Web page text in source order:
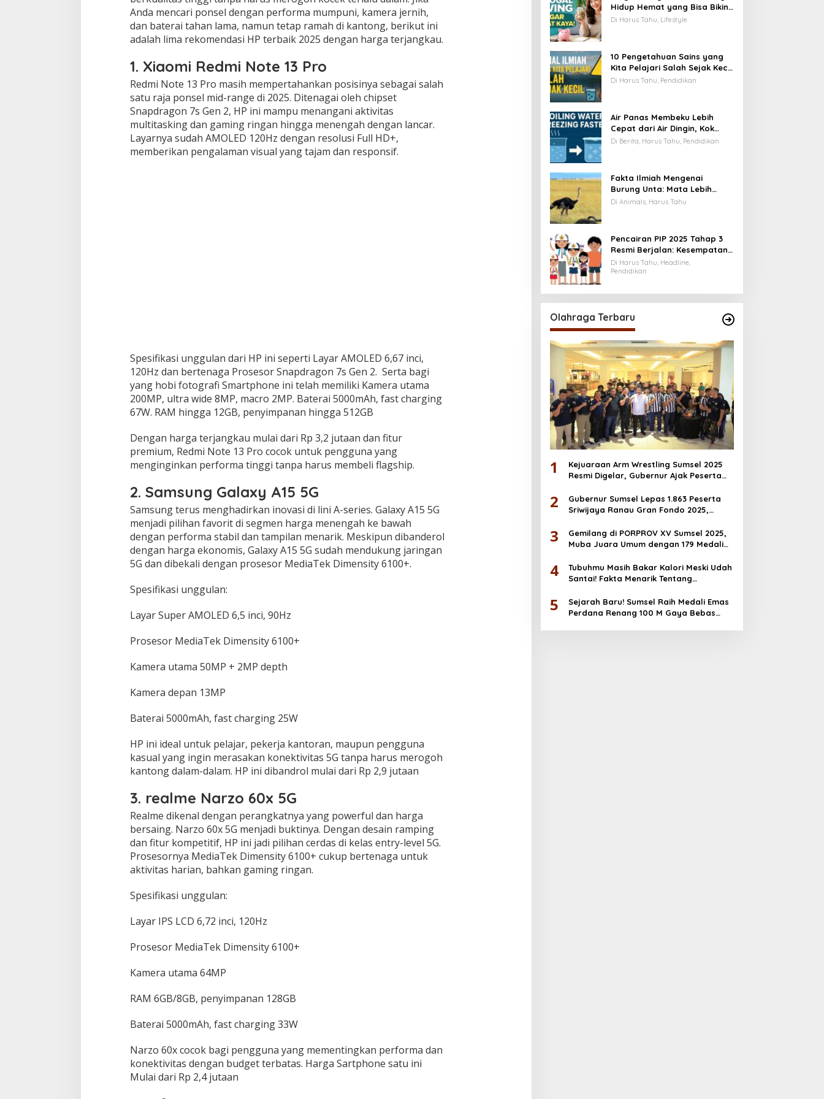
Anda mencari ponsel dengan performa mumpuni, kamera jernih,
dan baterai tahan lama, namun tetap ramah di kantong, berikut ini
adalah lima rekomendasi HP terbaik 2025 dengan harga terjangkau.
1. Xiaomi Redmi Note 13 Pro
Redmi Note 13 Pro masih mempertahankan posisinya sebagai salah
satu raja ponsel mid-range di 2025. Ditenagai oleh chipset
Snapdragon 7s Gen 2, HP ini mampu menangani aktivitas
multitasking dan gaming ringan hingga menengah dengan lancar.
Layarnya sudah AMOLED 120Hz dengan resolusi Full HD+,
memberikan pengalaman visual yang tajam dan responsif.
Spesifikasi unggulan dari HP ini seperti Layar AMOLED 6,67 inci,
120Hz dan bertenaga Prosesor Snapdragon 7s Gen 2. Serta bagi
yang hobi fotografi Smartphone ini telah memiliki Kamera utama
200MP, ultra wide 8MP, macro 2MP. Baterai 5000mAh, fast charging
67W. RAM hingga 12GB, penyimpanan hingga 512GB
Dengan harga terjangkau mulai dari Rp 3,2 jutaan dan fitur
premium, Redmi Note 13 Pro cocok untuk pengguna yang
menginginkan performa tinggi tanpa harus membeli flagship.
2. Samsung Galaxy A15 5G
Samsung terus menghadirkan inovasi di lini A-series. Galaxy A15 5G
menjadi pilihan favorit di segmen harga menengah ke bawah
dengan performa stabil dan tampilan menarik. Meskipun dibanderol
dengan harga ekonomis, Galaxy A15 5G sudah mendukung jaringan
5G dan dibekali dengan prosesor MediaTek Dimensity 6100+.
Spesifikasi unggulan:
Layar Super AMOLED 6,5 inci, 90Hz
Prosesor MediaTek Dimensity 6100+
Kamera utama 50MP + 2MP depth
Kamera depan 13MP
Baterai 5000mAh, fast charging 25W
HP ini ideal untuk pelajar, pekerja kantoran, maupun pengguna
kasual yang ingin merasakan konektivitas 5G tanpa harus merogoh
kantong dalam-dalam. HP ini dibandrol mulai dari Rp 2,9 jutaan
3. realme Narzo 60x 5G
Realme dikenal dengan perangkatnya yang powerful dan harga
bersaing. Narzo 60x 5G menjadi buktinya. Dengan desain ramping
dan fitur kompetitif, HP ini jadi pilihan cerdas di kelas entry-level 5G.
Prosesornya MediaTek Dimensity 6100+ cukup bertenaga untuk
aktivitas harian, bahkan gaming ringan.
Spesifikasi unggulan:
Layar IPS LCD 6,72 inci, 120Hz
Prosesor MediaTek Dimensity 6100+
Kamera utama 64MP
RAM 6GB/8GB, penyimpanan 128GB
Baterai 5000mAh, fast charging 33W
Narzo 60x cocok bagi pengguna yang mementingkan performa dan
konektivitas dengan budget terbatas. Harga Sartphone satu ini
Mulai dari Rp 2,4 jutaan
Hidup Hemat yang Bisa Bikin
Kamu Cepat Kaya
Di Harus Tahu, Lifestyle
10 Pengetahuan Sains yang
Kita Pelajari Salah Sejak Kecil
—Ini Faktanya!
Di Harus Tahu, Pendidikan
Air Panas Membeku Lebih
Cepat dari Air Dingin, Kok
Bisa? Ini Alasannya
Di Berita, Harus Tahu, Pendidikan
Fakta Ilmiah Mengenai
Burung Unta: Mata Lebih
Besar dari Otaknya
Di Animals, Harus Tahu
Pencairan PIP 2025 Tahap 3
Resmi Berjalan: Kesempatan
Terakhir Siswa Menerima
Bantuan Pendidikan hingga
Di Harus Tahu, Headline,
Pendidikan
Olahraga Terbaru
1
Kejuaraan Arm Wrestling Sumsel 2025
Resmi Digelar, Gubernur Ajak Peserta
2
Gubernur Sumsel Lepas 1.863 Peserta
Sriwijaya Ranau Gran Fondo 2025,
3
Gemilang di PORPROV XV Sumsel 2025,
Muba Juara Umum dengan 179 Medali
4
Tubuhmu Masih Bakar Kalori Meski Udah
Santai! Fakta Menarik Tentang
5
Sejarah Baru! Sumsel Raih Medali Emas
Perdana Renang 100 M Gaya Bebas